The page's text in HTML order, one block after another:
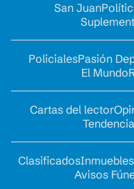
San Juan
PolicialesPasión
El Mundo
Cartas del lector
Tendencia
ClasificadosInmuebles
Avisos